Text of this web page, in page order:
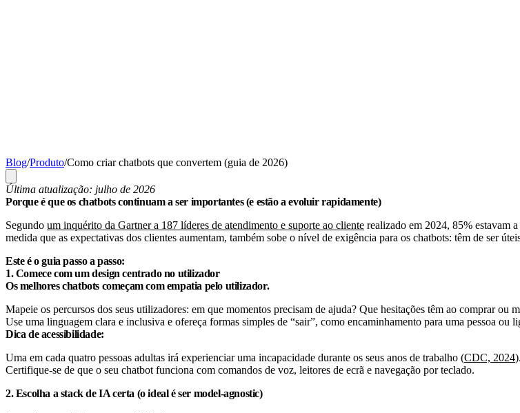
Blog/Produto/Como criar chatbots que convertem (guia de 2026)
Última atualização: julho de 2026
Porque é que os chatbots continuam a ser importantes (e estão a evoluir rapidamente)
Segundo um inquérito da Gartner a 187 líderes de atendimento e suporte ao cliente realizado em 2024, 85% estavam
medida que as expectativas dos clientes aumentam, também sobe o nível de exigência para os chatbots: têm de ser
Este é o guia passo a passo:
1. Comece com um design centrado no utilizador
Os melhores chatbots começam com empatia pelo utilizador.
Mapeie os percursos dos seus utilizadores: em que momentos precisam de ajuda? Que hesitações têm ao comprar ou
Use uma linguagem clara e inclusiva e ofereça formas simples de “sair”, como encaminhamento para uma pessoa ou
Dica de acessibilidade:
Uma em cada quatro pessoas adultas irá experienciar uma incapacidade durante os seus anos de trabalho (CDC, 2024).
Certifique-se de que o seu chatbot funciona com comandos de voz, leitores de ecrã e navegação por teclado.
2. Escolha a stack de IA certa (o ideal é ser model-agnostic)